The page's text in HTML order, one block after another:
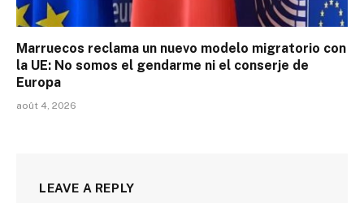
Marruecos reclama un nuevo modelo migratorio con
la UE: No somos el gendarme ni el conserje de
Europa
août 4, 2026
LEAVE A REPLY